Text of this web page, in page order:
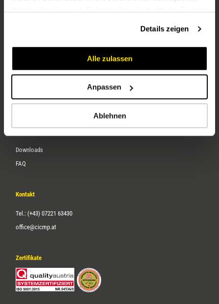
Details zeigen
Alle zulassen
Anpassen
Ablehnen
Karriere
Downloads
FAQ
Kontakt
Tel.: (+43) 07221 63430
office@cicmp.at
Zertifikate